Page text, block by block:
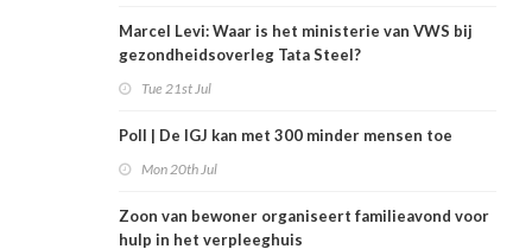
Marcel Levi: Waar is het ministerie van VWS bij
gezondheidsoverleg Tata Steel?
Tue 21st Jul
Poll | De IGJ kan met 300 minder mensen toe
Mon 20th Jul
Zoon van bewoner organiseert familieavond voor
hulp in het verpleeghuis